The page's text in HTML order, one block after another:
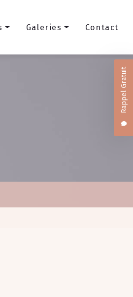
Rappel Gratuit
Galeries Contact